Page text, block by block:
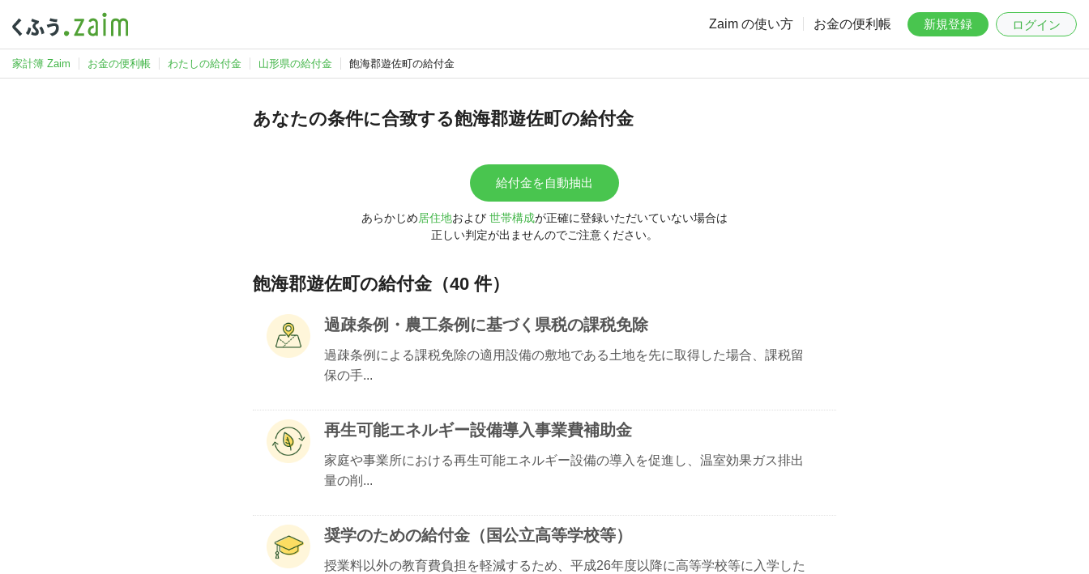
Zaim の使い方 お金の便利帳 新規登録 ログイン
家計簿 Zaim お金の便利帳 わたしの給付金 山形県の給付金 飽海郡遊佐町の給付金
あなたの条件に合致する飽海郡遊佐町の給付金
給付金を自動抽出
あらかじめ居住地および 世帯構成が正確に登録いただいていない場合は
正しい判定が出ませんのでご注意ください。
飽海郡遊佐町の給付金（40 件）
過疎条例・農工条例に基づく県税の課税免除
過疎条例による課税免除の適用設備の敷地である土地を先に取得した場合、課税留
保の手...
再生可能エネルギー設備導入事業費補助金
家庭や事業所における再生可能エネルギー設備の導入を促進し、温室効果ガス排出
量の削...
奨学のための給付金（国公立高等学校等）
授業料以外の教育費負担を軽減するため、平成26年度以降に高等学校等に入学した